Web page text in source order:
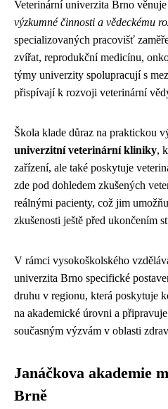
Veterinární univerzita Brno
výzkumné činnosti a vědeckému
specializovaných pracovišť
zvířat, reprodukční medicínu,
týmy univerzity spolupracují s
přispívají k rozvoji veterinární
Škola klade důraz na praktickou
univerzitní veterinární kliniky,
zařízení, ale také poskytuje
zde pod dohledem zkušených
reálnými pacienty, což jim
zkušenosti ještě před ukončením
V rámci vysokoškolského
univerzita Brno specifické
druhu v regionu, která poskytuje
na akademické úrovni a
současným výzvám v oblasti
Janáčkova akademie
Brně